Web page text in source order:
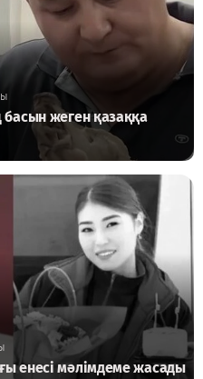
жеген қазаққа
енесі мәлімдеме жасады